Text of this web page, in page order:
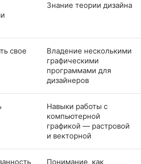
Знание теории дизайна
свое
Владение несколькими
графическими
программами для
дизайнеров
Навыки работы с
компьютерной
графикой — растровой
и векторной
Понимание, как